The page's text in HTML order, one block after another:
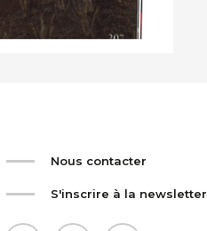
Nous contacter
S'inscrire à la newsletter